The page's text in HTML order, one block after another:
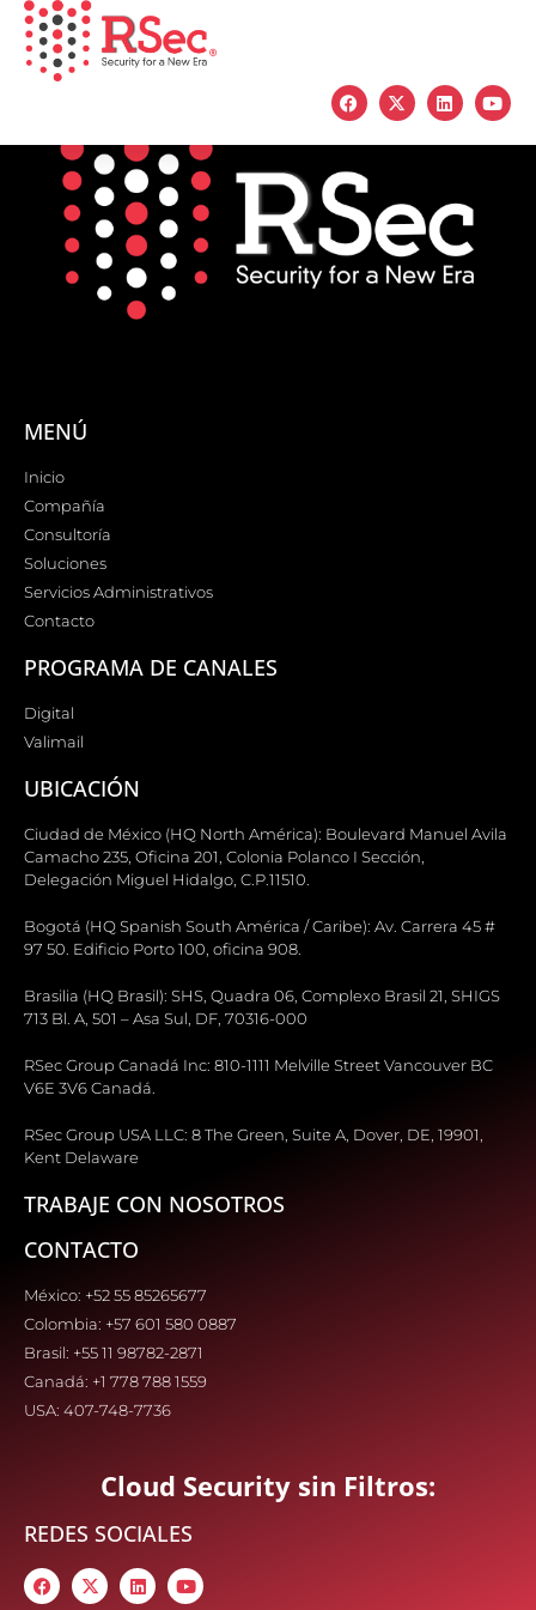
MENÚ
Inicio
Compañía
Consultoría
Soluciones
Servicios Administrativos
Contacto
PROGRAMA DE CANALES
Digital
Valimail
UBICACIÓN
Ciudad de México (HQ North América): Boulevard Manuel Avila
Camacho 235, Oficina 201, Colonia Polanco I Sección,
Delegación Miguel Hidalgo, C.P.11510.
Bogotá (HQ Spanish South América / Caribe): Av. Carrera 45 #
97 50. Edificio Porto 100, oficina 908.
Brasilia (HQ Brasil): SHS, Quadra 06, Complexo Brasil 21, SHIGS
713 Bl. A, 501 – Asa Sul, DF, 70316-000
RSec Group Canadá Inc: 810-1111 Melville Street Vancouver BC
V6E 3V6 Canadá.
RSec Group USA LLC: 8 The Green, Suite A, Dover, DE, 19901,
Kent Delaware
TRABAJE CON NOSOTROS
CONTACTO
México: +52 55 85265677
Colombia: +57 601 580 0887
Brasil: +55 11 98782-2871
Canadá: +1 778 788 1559
USA: 407-748-7736
Cloud Security sin Filtros:
REDES SOCIALES